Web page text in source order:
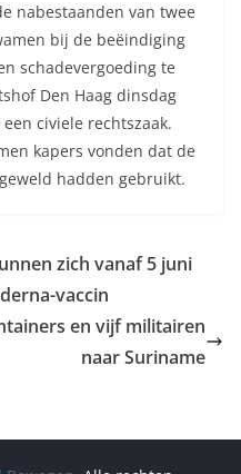
nabestaanden van twee
bij de beëindiging
schadevergoeding te
Den Haag dinsdag
civiele rechtszaak.
kapers vonden dat de
hadden gebruikt.
zich vanaf 5 juni
vaccin
en vijf militairen
naar Suriname